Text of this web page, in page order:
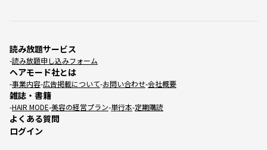
読み放題サービス
読み放題申し込みフォーム
ヘアモード社とは
事業内容 広告掲載について お問い合わせ 会社概要
雑誌・書籍
HAIR MODE 美容の経営プラン 単行本 定期購読
よくある質問
ログイン